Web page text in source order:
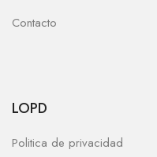
Contacto
LOPD
Politica de privacidad